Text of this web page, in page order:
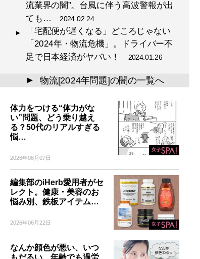
流業界の闇”。台風に伴う高波警報が出
ても… 2024.02.24
「宅配便が遅くなる」どころじゃない
「2024年・物流危機」。ドライバー不
足で日本経済がヤバい！ 2024.01.26
▲ 物流[2024年問題]の闇の一覧へ
体力をつける“体力がな
い”問題、どう乗り越え
る？50代のリアルすぎる
悩…
2026年08月07日
編集部のiHerb愛用者がセ
レクト。健康・美容のお
悩み別、鉄板アイテム…
2026年06月22日
なんか顔色が悪い、いつ